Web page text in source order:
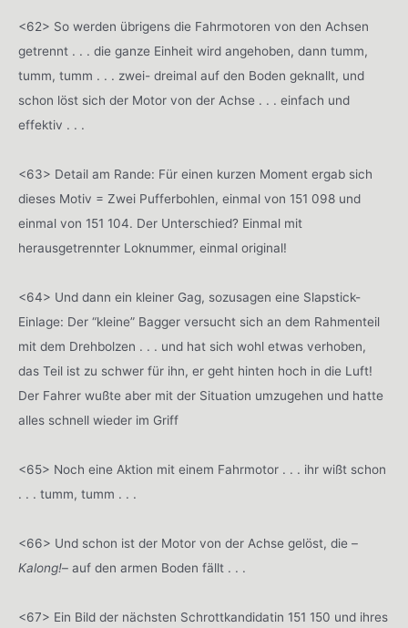
<62> So werden übrigens die Fahrmotoren von den Achsen
getrennt . . . die ganze Einheit wird angehoben, dann tumm,
tumm, tumm . . . zwei- dreimal auf den Boden geknallt, und
schon löst sich der Motor von der Achse . . . einfach und
effektiv . . .
<63> Detail am Rande: Für einen kurzen Moment ergab sich
dieses Motiv = Zwei Pufferbohlen, einmal von 151 098 und
einmal von 151 104. Der Unterschied? Einmal mit
herausgetrennter Loknummer, einmal original!
<64> Und dann ein kleiner Gag, sozusagen eine Slapstick-
Einlage: Der “kleine” Bagger versucht sich an dem Rahmenteil
mit dem Drehbolzen . . . und hat sich wohl etwas verhoben,
das Teil ist zu schwer für ihn, er geht hinten hoch in die Luft!
Der Fahrer wußte aber mit der Situation umzugehen und hatte
alles schnell wieder im Griff
<65> Noch eine Aktion mit einem Fahrmotor . . . ihr wißt schon
. . . tumm, tumm . . .
<66> Und schon ist der Motor von der Achse gelöst, die –
Kalong!– auf den armen Boden fällt . . .
<67> Ein Bild der nächsten Schrottkandidatin 151 150 und ihres